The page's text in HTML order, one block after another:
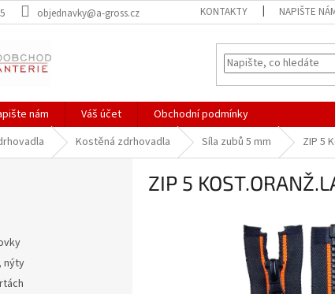
objednavky@a-gross.cz KONTAKTY NAPIŠTE
nám Váš účet
Obchodní podmínky
Kostěná zdrhovadla Síla zubů 5 mm ZIP 5
nýty
ZIP 5